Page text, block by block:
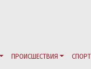
ПРОИСШЕСТВИЯ СПОРТ